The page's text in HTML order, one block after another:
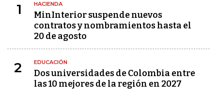
1 HACIENDA
MinInterior suspende nuevos
contratos y nombramientos hasta el
20 de agosto
2 EDUCACIÓN
Dos universidades de Colombia entre
las 10 mejores de la región en 2027